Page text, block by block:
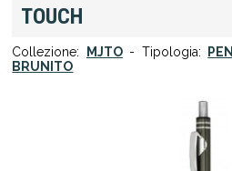
TOUCH
Collezione: MJTO- Tipologia:
BRUNITO